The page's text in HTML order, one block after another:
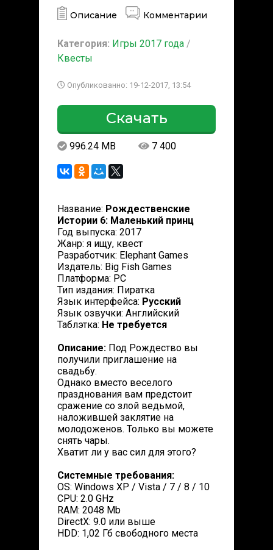
Описание Комментарии
Категория: Игры 2017 года /
Квесты
Опубликованно: 19-12-2017, 13:54
Скачать
996.24 MB 7 400
Название: Рождественские
Истории 6: Маленький принц
Год выпуска: 2017
Жанр: я ищу, квест
Разработчик: Elephant Games
Издатель: Big Fish Games
Платформа: PC
Тип издания: Пиратка
Язык интерфейса: Русский
Язык озвучки: Английский
Таблэтка: Не требуется
Описание: Под Рождество вы
получили приглашение на
свадьбу.
Однако вместо веселого
празднования вам предстоит
сражение со злой ведьмой,
наложившей заклятие на
молодоженов. Только вы можете
снять чары.
Хватит ли у вас сил для этого?
Системные требования:
OS: Windows XP / Vista / 7 / 8 / 10
CPU: 2.0 GHz
RAM: 2048 Mb
DirectX: 9.0 или выше
HDD: 1,02 Гб свободного места